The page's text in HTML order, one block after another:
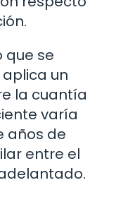
que se
un
la cuantía
varía
años de
entre el